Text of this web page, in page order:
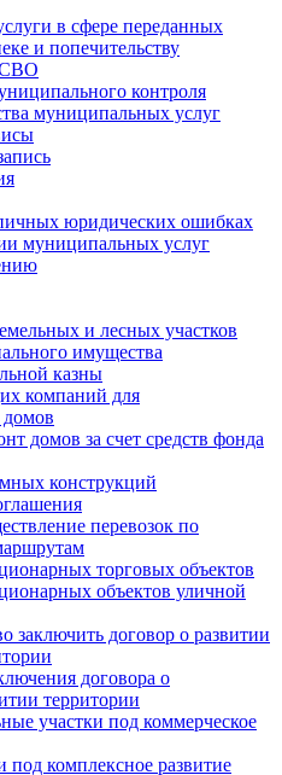
в сфере переданных
и попечительству
СВО
контроля
муниципальных услуг
юридических ошибках
муниципальных услуг
и лесных участков
имущества
казны
компаний для
домов за счет средств фонда
конструкций
перевозок по
торговых объектов
объектов уличной
заключить договор о развитии
договора о
территории
участки под коммерческое
под комплексное развитие